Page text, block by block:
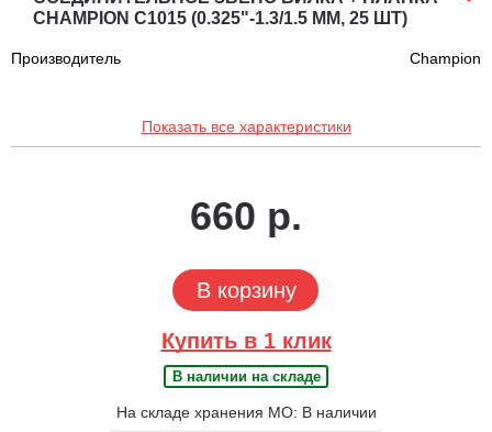
CHAMPION C1015 (0.325"-1.3/1.5 ММ, 25 ШТ)
Производитель Champion
Показать все характеристики
660 р.
В корзину
Купить в 1 клик
В наличии на складе
На складе хранения МО: В наличии